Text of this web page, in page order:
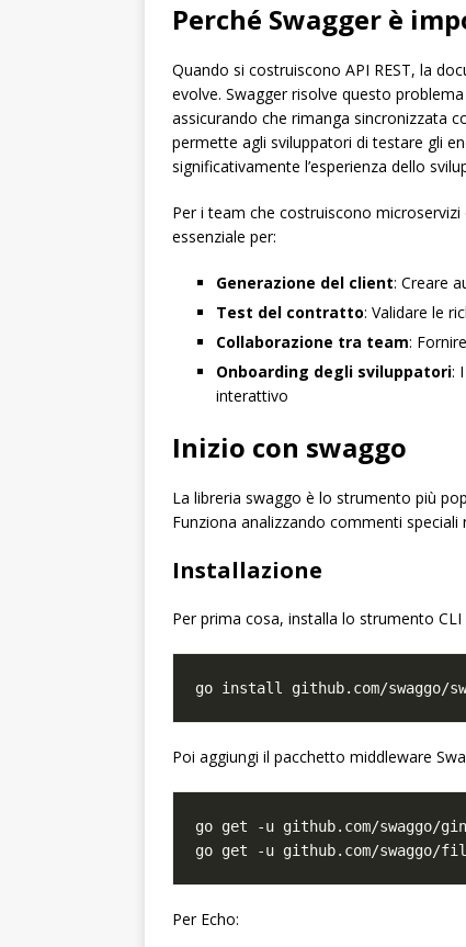
Perché Swagger è
Quando si costruiscono API REST, la
evolve. Swagger risolve questo
assicurando che rimanga sincronizzata
permette agli sviluppatori di testare gli
significativamente l’esperienza dello
Per i team che costruiscono
essenziale per:
Generazione del client: Creare
Test del contratto: Validare le
Collaborazione tra team:
Onboarding degli sviluppatori:
interattivo
Inizio con swaggo
La libreria swaggo è lo strumento più
Funziona analizzando commenti
Installazione
Per prima cosa, installa lo strumento CLI
Poi aggiungi il pacchetto middleware
Per Echo: